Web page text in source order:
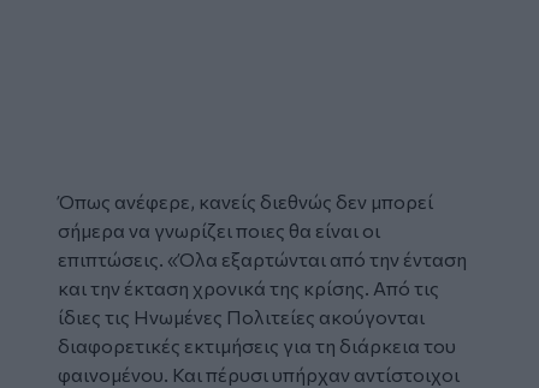
Όπως ανέφερε, κανείς διεθνώς δεν μπορεί
σήμερα να γνωρίζει ποιες θα είναι οι
επιπτώσεις. «Όλα εξαρτώνται από την ένταση
και την έκταση χρονικά της κρίσης. Από τις
ίδιες τις Ηνωμένες Πολιτείες ακούγονται
διαφορετικές εκτιμήσεις για τη διάρκεια του
φαινομένου. Και πέρυσι υπήρχαν αντίστοιχοι